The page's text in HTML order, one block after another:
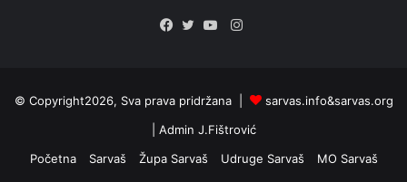
Instagram
© Copyright2026, Sva prava pridržana |
sarvas.info&sarvas.org
| Admin J.Fištrović
Početna
Sarvaš Župa Sarvaš Udruge Sarvaš
MO Sarvaš